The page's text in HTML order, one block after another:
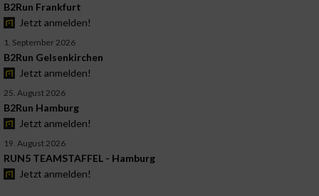
B2Run Frankfurt
Jetzt anmelden!
1. September 2026
B2Run Gelsenkirchen
Jetzt anmelden!
25. August 2026
B2Run Hamburg
Jetzt anmelden!
19. August 2026
RUN5 TEAMSTAFFEL - Hamburg
Jetzt anmelden!